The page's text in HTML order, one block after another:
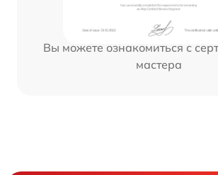
Вы можете ознакомиться с
мастера